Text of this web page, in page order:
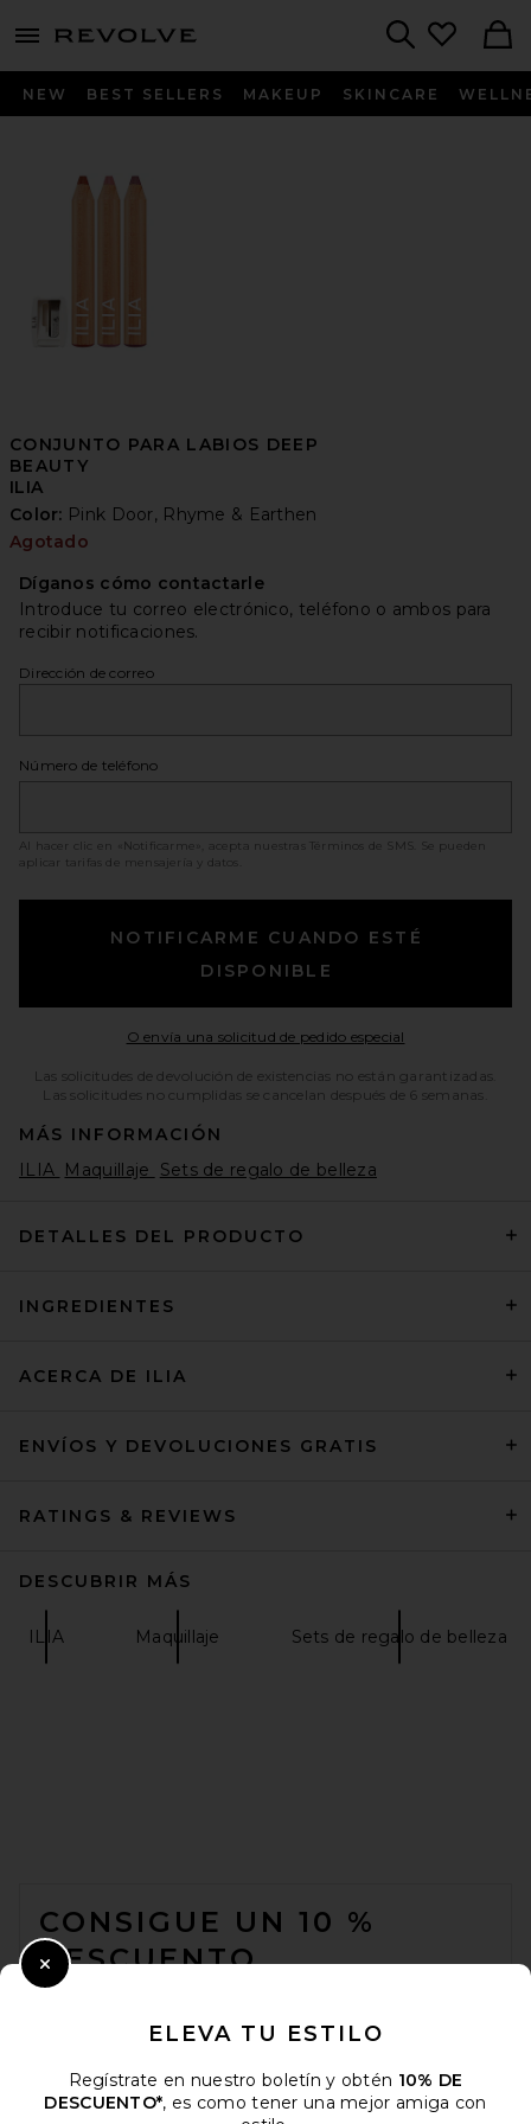
menu - shows more content
NEW BEST SELLERS MAKEUP SKINCARE
CONJUNTO PARA LABIOS DEEP
BEAUTY
ILIA
Color: Pink Door, Rhyme & Earthen
Agotado
Díganos cómo contactarle
Introduce tu correo electrónico, teléfono o ambos para
recibir notificaciones.
Dirección de correo
Número de teléfono
Al hacer clic en «Notificarme», acepta nuestras Términos de SMS
. Se pueden
aplicar tarifas de mensajería y datos.
NOTIFICARME CUANDO ESTÉ
DISPONIBLE
O envía una solicitud de pedido especial
Las solicitudes de devolución de existencias no están garantizadas.
Las solicitudes no cumplidas se cancelan después de 6 semanas.
MÁS INFORMACIÓN
ILIA Maquillaje Sets de regalo de belleza
DETALLES DEL PRODUCTO
INGREDIENTES
ACERCA DE ILIA
ENVÍOS Y DEVOLUCIONES GRATIS
RATINGS & REVIEWS
DESCUBRIR MÁS
ILIA Maquillaje Sets de regalo de belleza
CONSIGUE UN 10 %
DESCUENTO
electrónico. Puede retirarse en cualquier momento.
Email Address
ELEVA TU ESTILO
Regístrate en nuestro boletín y obtén 10% DE
DESCUENTO*, es como tener una mejor amiga con
Close Modal